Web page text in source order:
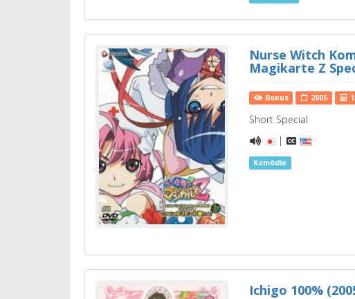
Nurse Witch
Magikarte Z
Bonus 2005
Short Special
|
Komödie
Ichigo 100%